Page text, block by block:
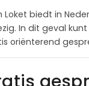
Loket biedt in
In dit geval
oriënterend